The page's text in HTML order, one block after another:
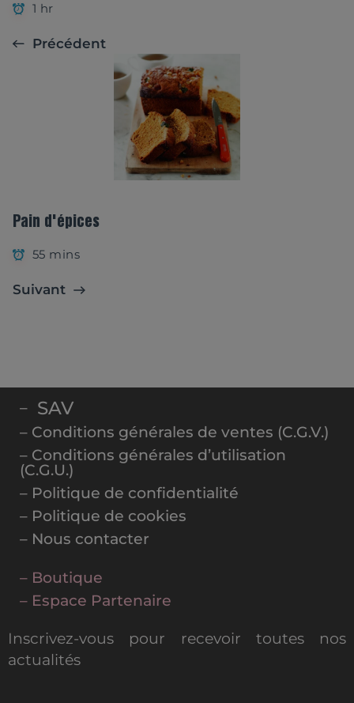
1 hr
Précédent
Pain d'épices
55 mins
Suivant
– SAV
– Conditions générales de ventes (C.G.V.)
– Conditions générales d’utilisation
(C.G.U.)
– Politique de confidentialité
– Politique de cookies
– Nous contacter
– Boutique
– Espace Partenaire
Inscrivez-vous pour recevoir toutes nos
actualités